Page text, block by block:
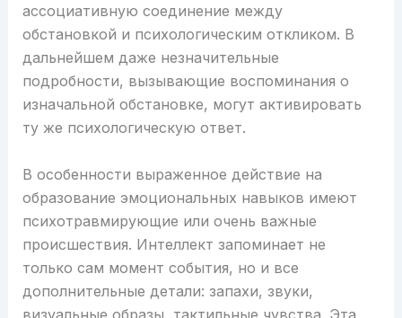
ассоциативную соединение между
обстановкой и психологическим откликом. В
дальнейшем даже незначительные
подробности, вызывающие воспоминания о
изначальной обстановке, могут активировать
ту же психологическую ответ.
В особенности выраженное действие на
образование эмоциональных навыков имеют
психотравмирующие или очень важные
происшествия. Интеллект запоминает не
только сам момент события, но и все
дополнительные детали: запахи, звуки,
визуальные образы, тактильные чувства. Эта